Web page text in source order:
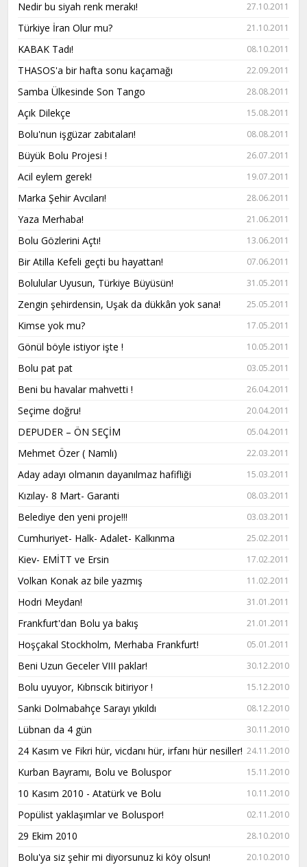
Nedir bu siyah renk merakı! 27.10.2011
Türkiye İran Olur mu? 21.10.2011
KABAK Tadı! 08.10.2011
THASOS'a bir hafta sonu kaçamağı 22.09.2011
Samba Ülkesinde Son Tango 28.08.2011
Açık Dilekçe 15.08.2011
Bolu'nun işgüzar zabıtaları! 08.08.2011
Büyük Bolu Projesi ! 26.07.2011
Acil eylem gerek! 19.07.2011
Marka Şehir Avcıları! 28.06.2011
Yaza Merhaba! 21.06.2011
Bolu Gözlerini Açtı! 13.06.2011
Bir Atilla Kefeli geçti bu hayattan! 07.06.2011
Bolulular Uyusun, Türkiye Büyüsün! 31.05.2011
Zengin şehirdensin, Uşak da dükkân yok sana! 25.05.2011
Kimse yok mu? 17.05.2011
Gönül böyle istiyor işte ! 10.05.2011
Bolu pat pat 03.05.2011
Beni bu havalar mahvetti ! 26.04.2011
Seçime doğru! 20.04.2011
DEPUDER – ÖN SEÇİM 05.04.2011
Mehmet Özer ( Namlı) 22.03.2011
Aday adayı olmanın dayanılmaz hafifliği 15.03.2011
Kızılay- 8 Mart- Garanti 08.03.2011
Belediye den yeni proje!!! 03.03.2011
Cumhuriyet- Halk- Adalet- Kalkınma 25.02.2011
Kiev- EMİTT ve Ersin 17.02.2011
Volkan Konak az bile yazmış 11.02.2011
Hodri Meydan! 31.01.2011
Frankfurt'dan Bolu ya bakış 21.01.2011
Hoşçakal Stockholm, Merhaba Frankfurt! 05.01.2011
Beni Uzun Geceler VIII paklar! 30.12.2010
Bolu uyuyor, Kıbrıscık bitiriyor ! 15.12.2010
Sanki Dolmabahçe Sarayı yıkıldı 08.12.2010
Lübnan da 4 gün 30.11.2010
24 Kasım ve Fikri hür, vicdanı hür, irfanı hür nesiller! 24.11.2010
Kurban Bayramı, Bolu ve Boluspor 15.11.2010
10 Kasım 2010 - Atatürk ve Bolu 10.11.2010
Popülist yaklaşımlar ve Boluspor! 02.11.2010
29 Ekim 2010 28.10.2010
Bolu'ya siz şehir mi diyorsunuz ki köy olsun! 20.10.2010